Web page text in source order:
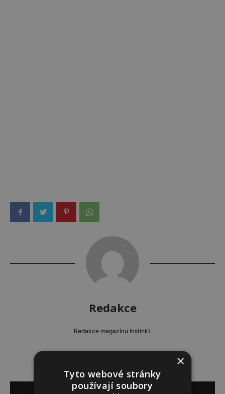
Redakce
Redakce magazínu Instinkt.
SOUVISEJÍCÍ ČLÁNKY
×
Tyto webové stránky
používají soubory